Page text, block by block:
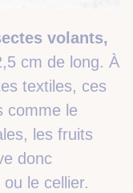
volants,
cm de long. À
textiles, ces
comme le
les fruits
donc
le cellier.